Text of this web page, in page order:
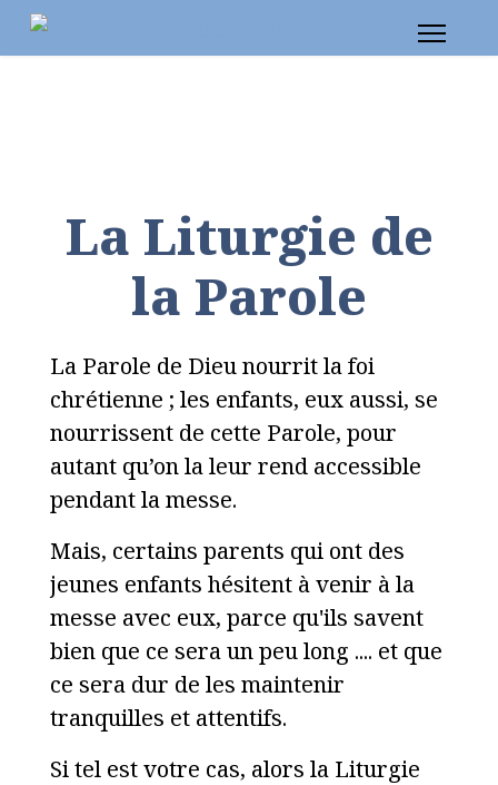
La Liturgie de
la Parole
La Parole de Dieu nourrit la foi
chrétienne ; les enfants, eux aussi, se
nourrissent de cette Parole, pour
autant qu’on la leur rend accessible
pendant la messe.
Mais, certains parents qui ont des
jeunes enfants hésitent à venir à la
messe avec eux, parce qu'ils savent
bien que ce sera un peu long .... et que
ce sera dur de les maintenir
tranquilles et attentifs.
Si tel est votre cas, alors la Liturgie